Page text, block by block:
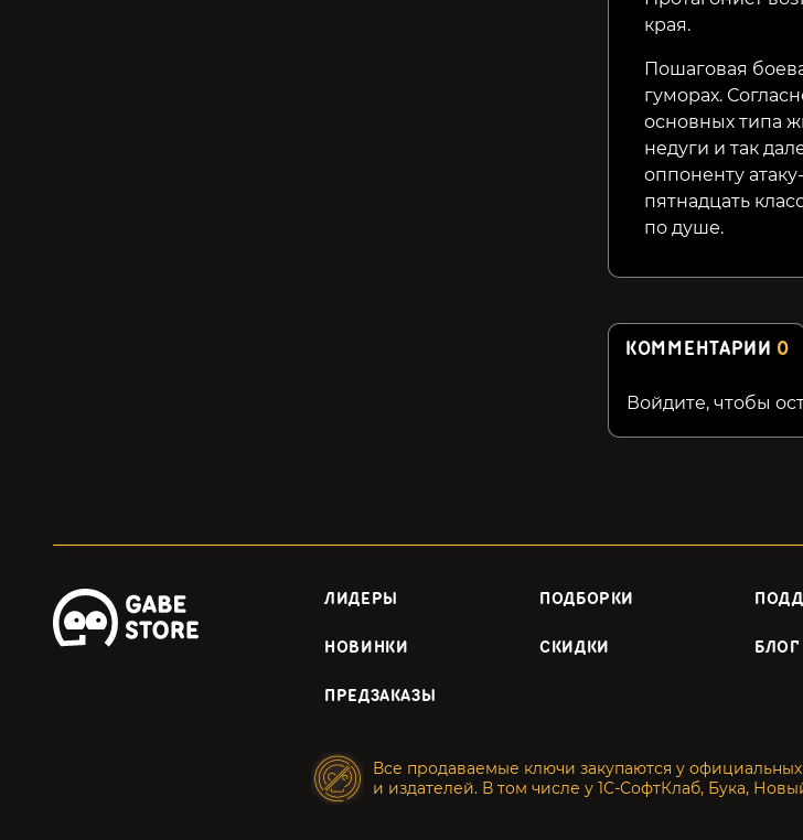
края.
Пошаговая
гуморах.
основных типа
недуги и так
оппоненту
пятнадцать
по душе.
КОММЕНТАРИИ 0
Войдите, чтобы
ЛИДЕРЫ ПОДБОРКИ
НОВИНКИ СКИДКИ БЛОГ
ПРЕДЗАКАЗЫ
Все продаваемые ключи закупаются у
и издателей. В том числе у 1С-СофтКлаб, Бука,